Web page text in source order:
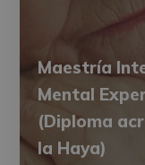
Maestría
Mental
(Diploma
la Haya)